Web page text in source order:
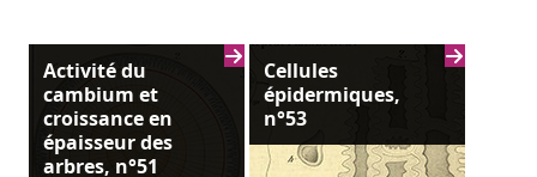
Activité du
cambium et
croissance en
épaisseur des
arbres, n°51
Cellules
épidermiques,
n°53